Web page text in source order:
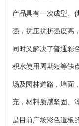
产品具有一次成型、
强，抗压抗折强度高
同时又解决了普通彩
积水使用周期短等缺
场及园林道路，墙面
充，材料质感坚固、
是目前广场彩色道板